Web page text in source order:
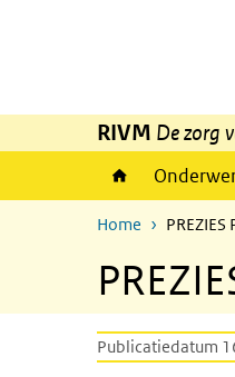
RIVM De zorg
Home
Publicatiedatum